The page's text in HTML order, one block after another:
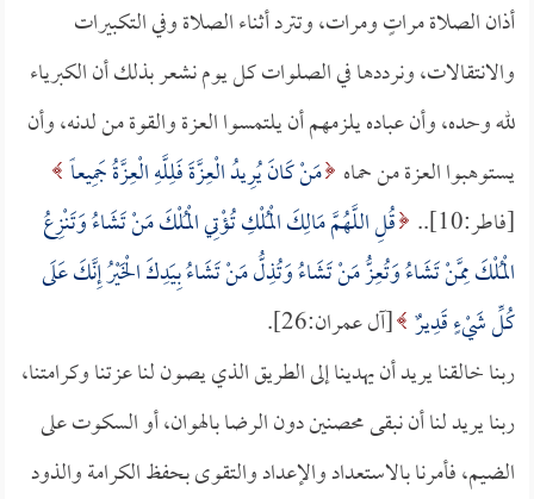
أذان الصلاة مراتٍ ومرات، وتترد أثناء الصلاة وفي التكبيرات
والانتقالات، ونرددها في الصلوات كل يوم نشعر بذلك أن الكبرياء
لله وحده، وأن عباده يلزمهم أن يلتمسوا العزة والقوة من لدنه، وأن
يستوهبوا العزة من حماه مَنْ كَانَ يُرِيدُ الْعِزَّةَ فَلِلَّهِ الْعِزَّةُ جَمِيعاً
[فاطر:10]..
قُلِ اللَّهُمَّ مَالِكَ الْمُلْكِ تُؤْتِي الْمُلْكَ مَنْ تَشَاءُ وَتَنْزِعُ
الْمُلْكَ مِمَّنْ تَشَاءُ وَتُعِزُّ مَنْ تَشَاءُ وَتُذِلُّ مَنْ تَشَاءُ بِيَدِكَ الْخَيْرُ إِنَّكَ عَلَى
كُلِّ شَيْءٍ قَدِيرٌ [آل عمران:26].
ربنا خالقنا يريد أن يهدينا إلى الطريق الذي يصون لنا عزتنا وكرامتنا،
ربنا يريد لنا أن نبقى محصنين دون الرضا بالهوان، أو السكوت على
الضيم، فأمرنا بالاستعداد والإعداد والتقوى بحفظ الكرامة والذود